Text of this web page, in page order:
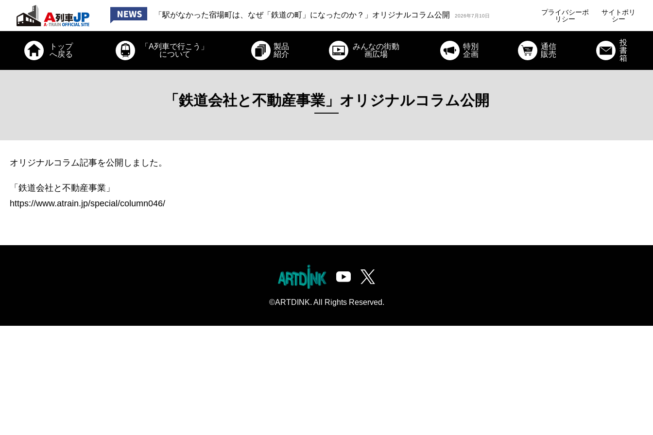
「駅がなかった宿場町は、なぜ「鉄道の町」になったのか？」オリジナルコラム公開 2026年7月10日
「お出かけ、小田急電鉄 ～22世紀・江戸時代・爆発・そしてロマンスカー～」オリジナルコラム公開
「お出かけ、道南いさりび鉄道 ～あえて新幹線から降りてみる旅～」オリジナルコラム公開
プライバシーポ
リシー
サイトポリ
シー
トップ
へ戻る
「A列車で行こう」
について
製品
紹介
みんなの街動
画広場
特別
企画
通信
販売
投
書
箱
「鉄道会社と不動産事業」オリジナルコラム公開
オリジナルコラム記事を公開しました。
「鉄道会社と不動産事業」
https://www.atrain.jp/special/column046/
©ARTDINK. All Rights Reserved.